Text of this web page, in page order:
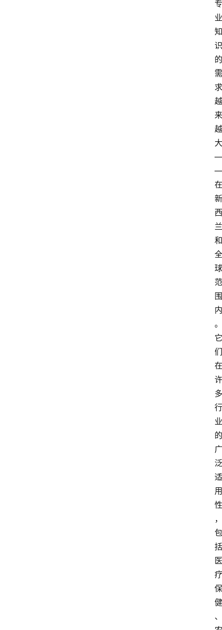
专
业
知
识
的
需
求
越
来
越
大
—
—
在
新
西
兰
和
全
球
范
围
内
。
它
们
在
许
多
行
业
的
广
泛
适
用
性
，
包
括
医
疗
保
健
、